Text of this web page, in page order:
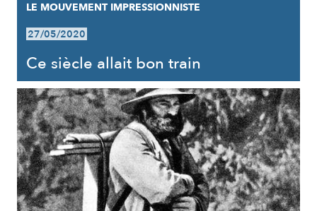
LE MOUVEMENT IMPRESSIONNISTE
27/05/2020
Ce siècle allait bon train